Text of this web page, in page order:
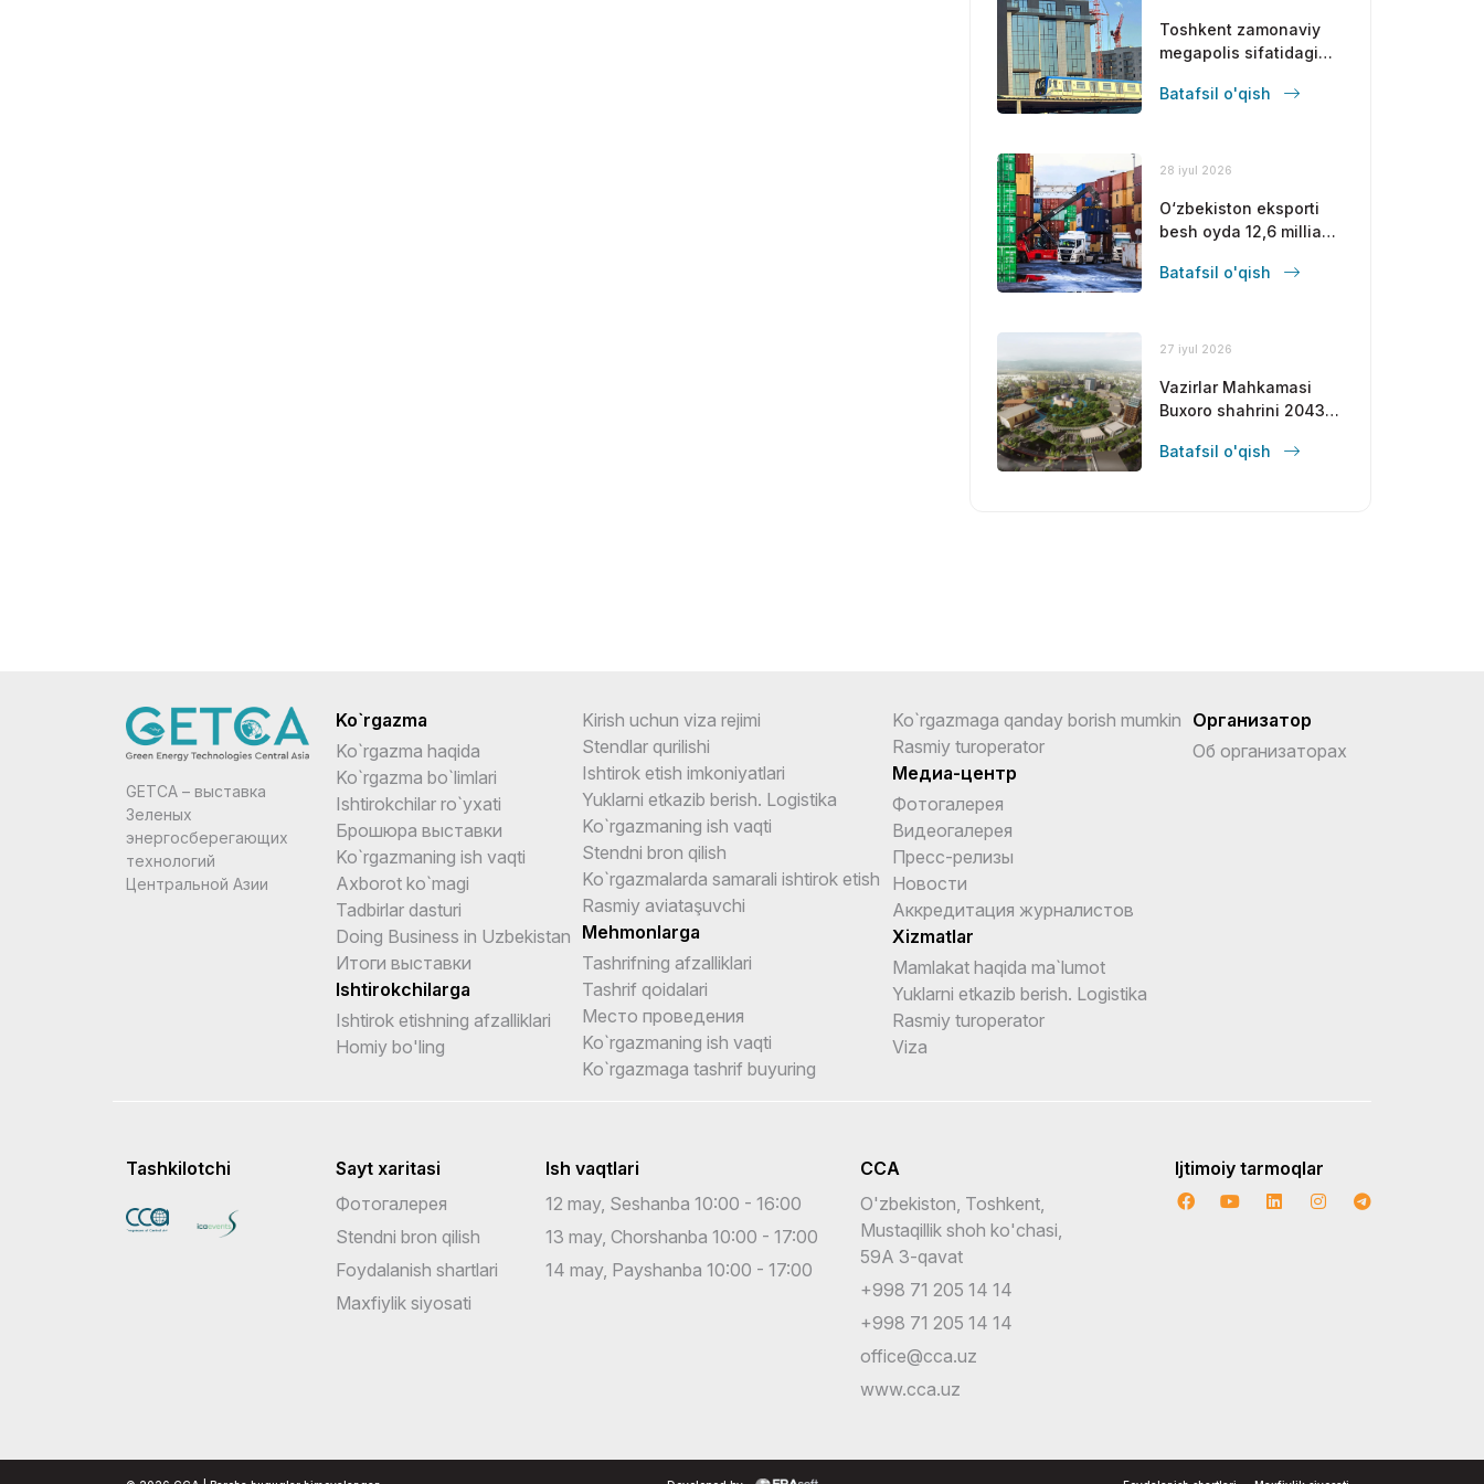
Toshkent zamonaviy
megapolis sifatidagi
mustahkamlamoqda
Batafsil o'qish
28 iyul 2026
O‘zbekiston eksporti
besh oyda 12,6 milliard
Batafsil o'qish
27 iyul 2026
Vazirlar Mahkamasi
Buxoro shahrini 2043-
rivojlantirishning bosh
Batafsil o'qish
GETCA – выставка
Зеленых
энергосберегающих
технологий
Центральной Азии
Ko`rgazma
Ko`rgazma haqida
Ko`rgazma bo`limlari
Ishtirokchilar ro`yxati
Брошюра выставки
Ko`rgazmaning ish vaqti
Axborot ko`magi
Tadbirlar dasturi
Doing Business in Uzbekistan
Итоги выставки
Ishtirokchilarga
Ishtirok etishning afzalliklari
Homiy bo'ling
Kirish uchun viza rejimi
Stendlar qurilishi
Ishtirok etish imkoniyatlari
Yuklarni etkazib berish. Logistika
Ko`rgazmaning ish vaqti
Stendni bron qilish
Ko`rgazmalarda samarali ishtirok etish
Rasmiy aviataşuvchi
Mehmonlarga
Tashrifning afzalliklari
Tashrif qoidalari
Место проведения
Ko`rgazmaning ish vaqti
Ko`rgazmaga tashrif buyuring
Ko`rgazmaga qanday borish mumkin
Rasmiy turoperator
Медиа-центр
Фотогалерея
Видеогалерея
Пресс-релизы
Новости
Аккредитация журналистов
Xizmatlar
Mamlakat haqida ma`lumot
Yuklarni etkazib berish. Logistika
Rasmiy turoperator
Viza
Организатор
Об организаторах
Tashkilotchi
Sayt xaritasi
Фотогалерея
Stendni bron qilish
Foydalanish shartlari
Maxfiylik siyosati
Ish vaqtlari
12 may, Seshanba 10:00 - 16:00
13 may, Chorshanba 10:00 - 17:00
14 may, Payshanba 10:00 - 17:00
CCA
O'zbekiston, Toshkent,
Mustaqillik shoh ko'chasi,
59A 3-qavat
+998 71 205 14 14
+998 71 205 14 14
office@cca.uz
www.cca.uz
Ijtimoiy tarmoqlar